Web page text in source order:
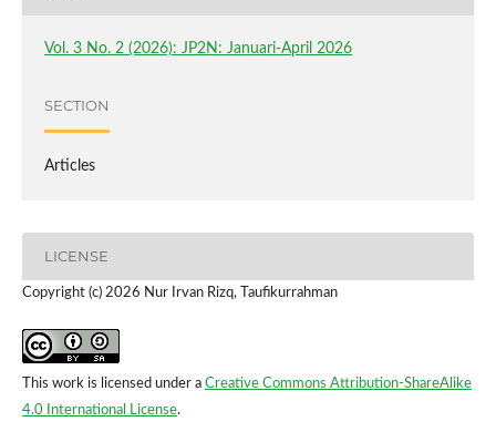
Vol. 3 No. 2 (2026): JP2N: Januari-April 2026
SECTION
Articles
LICENSE
Copyright (c) 2026 Nur Irvan Rizq, Taufikurrahman
This work is licensed under a Creative Commons Attribution-ShareAlike
4.0 International License.